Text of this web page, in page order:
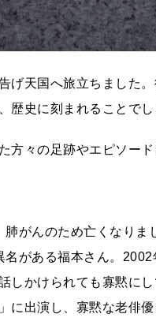
げ天国へ旅立ちました
歴史に刻まれることでし
方々の足跡やエピソー
がんのため亡くなりま
がある福本さん。
しかけられても寡黙に
に出演し、寡黙な老俳優